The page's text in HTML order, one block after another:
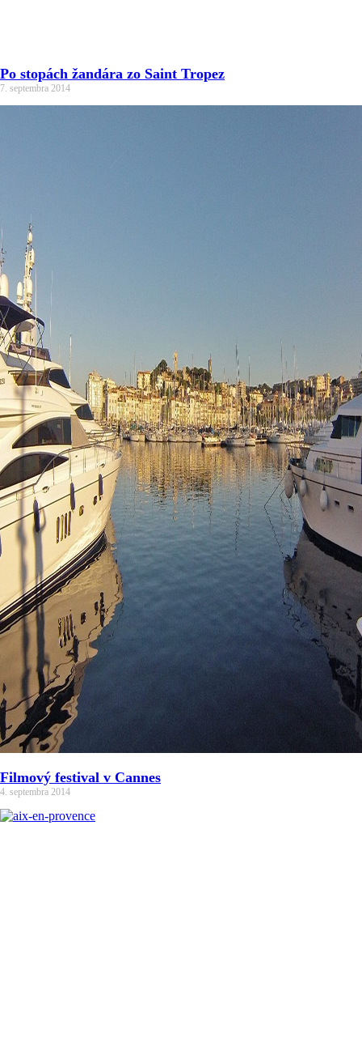
Po stopách žandára zo Saint Tropez
7. septembra 2014
Filmový festival v Cannes
4. septembra 2014